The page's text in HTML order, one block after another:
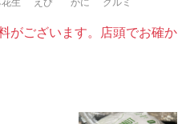
がございます。店頭でお確か